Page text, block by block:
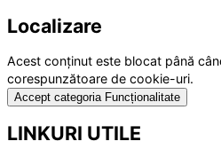
Localizare
Acest conținut este blocat până
corespunzătoare de cookie-uri.
Accept categoria Funcționalitate
LINKURI UTILE